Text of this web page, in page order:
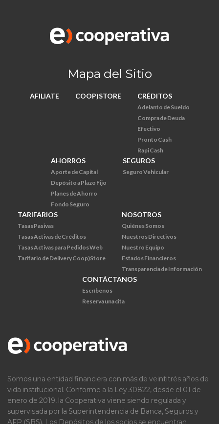
Mapa del Sitio
AFILIATE COOP)STORE CRÉDITOS
Adelanto de Sueldo
Compra de Deuda
Efectivo
Pronto Cash
Rapi Cash
AHORROS
Aporte de Capital
Depósito a Plazo Fijo
Planes de Ahorro
Fondo Seguro
SEGUROS
Seguro Vehicular
TARIFARIOS
Tasas Pasivas
Tasas Activas de Créditos
Tasas Activas para Pedidos Web
Tarifario de Delivery Coop)Store
NOSOTROS
Quiénes Somos
Nuestros Directivos
Nuestro Equipo
Estados Financieros
Transparencia de Información
CONTÁCTANOS
Escríbenos
Reserva una cita
Somos una entidad financiera con más de veintitrés años de
vida institucional. Conforme a la Ley 30822, desde el 01 de
enero de 2019, la Cooperativa viene siendo regulada y
supervisada por la Superintendencia de Banca, Seguros y
AFP (SBS). Los Depósitos de los socios se encuentran